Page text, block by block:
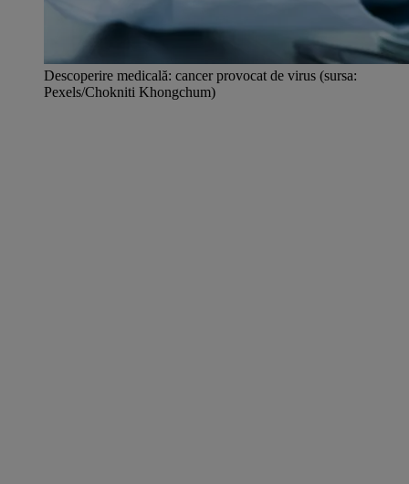
Descoperire medicală: cancer provocat de virus (sursa:
Pexels/Chokniti Khongchum)